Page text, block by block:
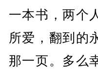
一本书，两个
所爱，翻到的
那一页。多么